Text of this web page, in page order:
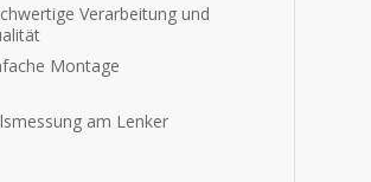
Verarbeitung und
Montage
am Lenker